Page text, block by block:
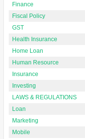
Finance
Fiscal Policy
GST
Health Insurance
Home Loan
Human Resource
Insurance
Investing
LAWS & REGULATIONS
Loan
Marketing
Mobile